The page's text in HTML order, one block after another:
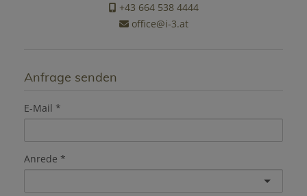
+43 664 538 4444
office@i-3.at
Anfrage senden
E-Mail
Anrede